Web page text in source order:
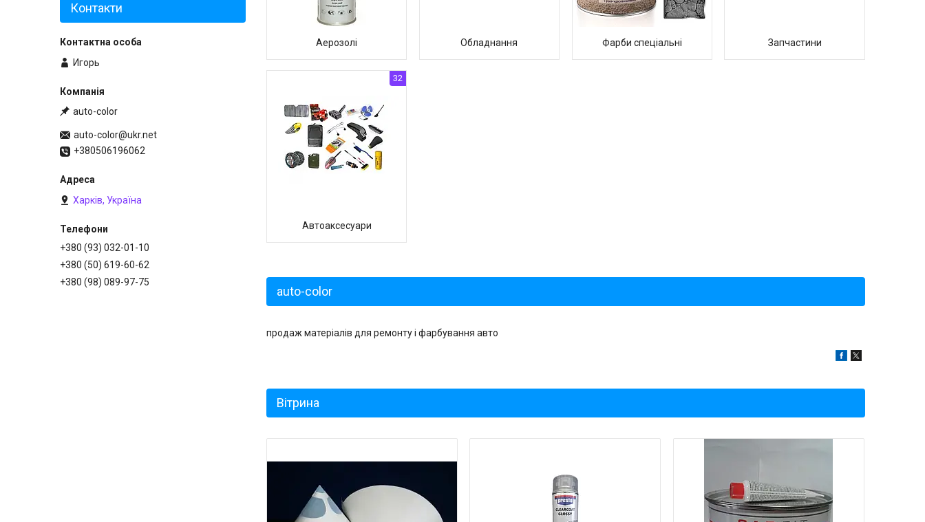
Аерозолі Обладнання Фарби спеціальні Запчастини
32
Автоаксесуари
auto-color
продаж матеріалів для ремонту і фарбування авто
Вітрина
Контакти
Игорь
auto-color
auto-color@ukr.net
+380506196062
Харків, Україна
+380 (93) 032-01-10
+380 (50) 619-60-62
+380 (98) 089-97-75